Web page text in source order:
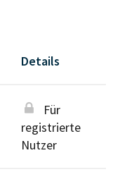
Details
Für
registrierte
Nutzer